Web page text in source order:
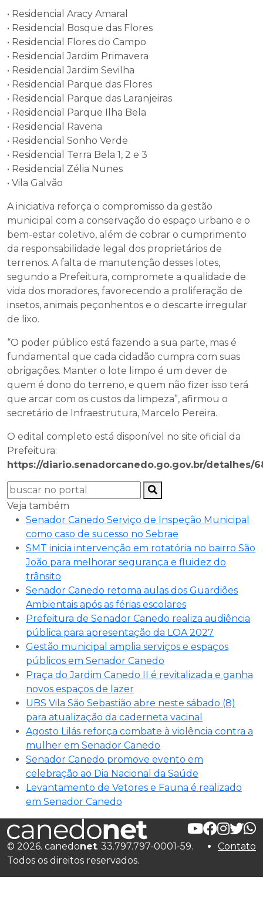
• Residencial Aracy Amaral
• Residencial Bosque das Flores
• Residencial Flores do Campo
• Residencial Jardim Primavera
• Residencial Jardim Sevilha
• Residencial Parque das Flores
• Residencial Parque das Laranjeiras
• Residencial Parque Ilha Bela
• Residencial Ravena
• Residencial Sonho Verde
• Residencial Terra Bela 1, 2 e 3
• Residencial Zélia Nunes
• Vila Galvão
A iniciativa reforça o compromisso da gestão
municipal com a conservação do espaço urbano e o
bem-estar coletivo, além de cobrar o cumprimento
da responsabilidade legal dos proprietários de
terrenos. A falta de manutenção desses lotes,
segundo a Prefeitura, compromete a qualidade de
vida dos moradores, favorecendo a proliferação de
insetos, animais peçonhentos e o descarte irregular
de lixo.
“O poder público está fazendo a sua parte, mas é
fundamental que cada cidadão cumpra com suas
obrigações. Manter o lote limpo é um dever de
quem é dono do terreno, e quem não fizer isso terá
que arcar com os custos da limpeza”, afirmou o
secretário de Infraestrutura, Marcelo Pereira.
O edital completo está disponível no site oficial da
Prefeitura:
https://diario.senadorcanedo.go.gov.br/detalhes/
Veja também
Senador Canedo Serviço de Inspeção Municipal
como caso de sucesso no Sebrae
SMT inicia intervenção em rotatória no bairro São
João para melhorar segurança e fluidez do
trânsito
Senador Canedo retoma aulas dos Guardiões
Ambientais após as férias escolares
Prefeitura de Senador Canedo realiza audiência
pública para apresentação da LOA 2027
Gestão municipal amplia serviços e espaços
públicos em Senador Canedo
Praça do Jardim Canedo II é revitalizada e ganha
novos espaços de lazer
UBS Vila São Sebastião abre neste sábado (8)
para atualização da caderneta vacinal
Agosto Lilás reforça combate à violência contra a
mulher em Senador Canedo
Senador Canedo promove evento em
celebração ao Dia Nacional da Saúde
Levantamento de Vetores e Fauna é realizado
em Senador Canedo
© 2026. canedonet. 33.797.797-0001-59.
Todos os direitos reservados.
Contato